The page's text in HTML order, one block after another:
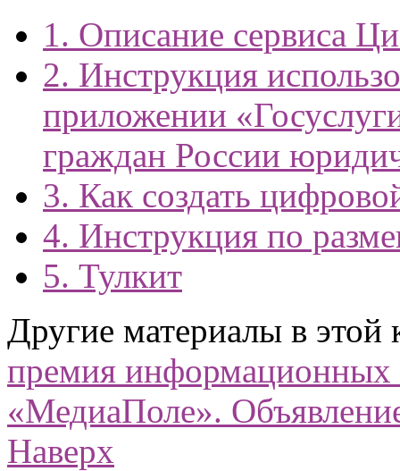
1. Описание сервиса
2. Инструкция
приложении
граждан России
3. Как создать
4. Инструкция по
5. Тулкит
Другие материалы в этой
премия информационных
«МедиаПоле».
Наверх